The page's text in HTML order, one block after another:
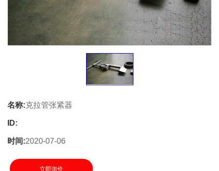
名称:克拉管张紧器
ID:
时间:2020-07-06
立即询价